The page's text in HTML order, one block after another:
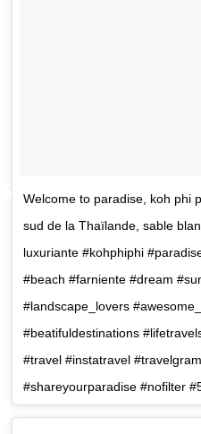
Welcome to paradise, koh phi
sud de la Thaïlande, sable
luxuriante #kohphiphi
#beach #farniente #dream
#landscape_lovers
#beatifuldestinations
#travel #instatravel
#shareyourparadise #nofilter